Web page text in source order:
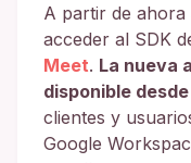
A partir de ahora
acceder al SDK
Meet. La nueva
disponible
clientes y
Google